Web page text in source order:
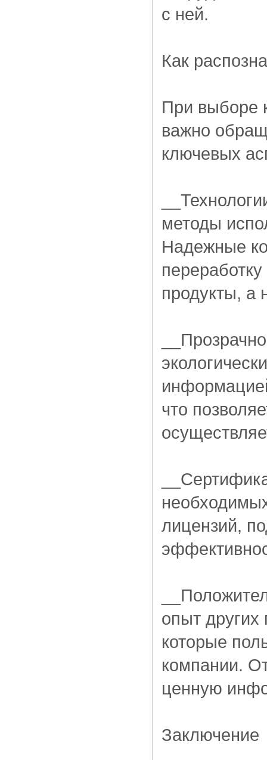
с ней.
Как
При выборе
важно
ключевых
методы
Надежные
продукты, а
что
лицензий,
опыт других
которые
компании.
ценную
Заключение